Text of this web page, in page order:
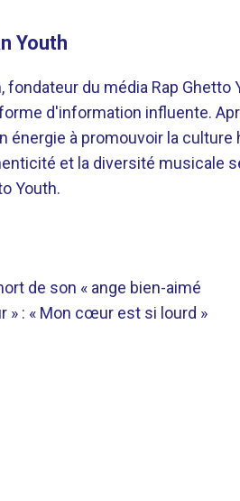
Youth
fondateur du média Rap
d'information influente.
énergie à promouvoir la
et la diversité musicale
Youth.
de son « ange bien-aimé
» : « Mon cœur est si lourd »